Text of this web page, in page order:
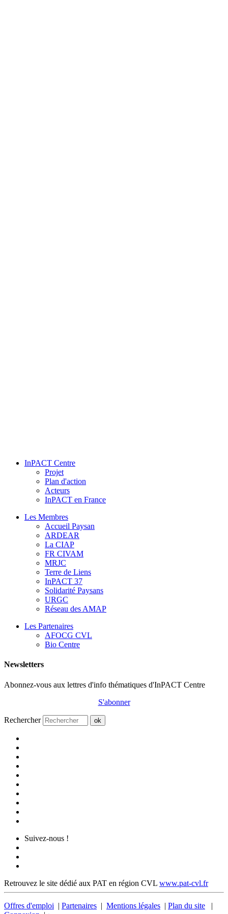
InPACT Centre
Projet
Plan d'action
Acteurs
InPACT en France
Les Membres
Accueil Paysan
ARDEAR
La CIAP
FR CIVAM
MRJC
Terre de Liens
InPACT 37
Solidarité Paysans
URGC
Réseau des AMAP
Les Partenaires
AFOCG CVL
Bio Centre
Newsletters
Abonnez-vous aux lettres d'info thématiques d'InPACT Centre
S'abonner
Rechercher ok
Suivez-nous !
Retrouvez le site dédié aux PAT en région CVL www.pat-cvl.fr
Offres d'emploi | Partenaires | Mentions légales | Plan du site |